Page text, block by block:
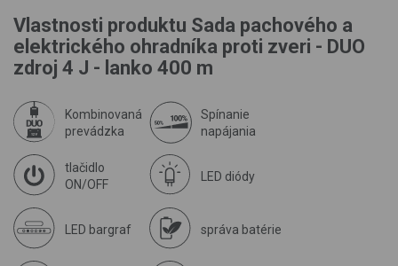
Vlastnosti produktu Sada pachového a
elektrického ohradníka proti zveri - DUO
zdroj 4 J - lanko 400 m
Kombinovaná
prevádzka
Spínanie
napájania
tlačidlo
ON/OFF
LED diódy
LED bargraf správa batérie